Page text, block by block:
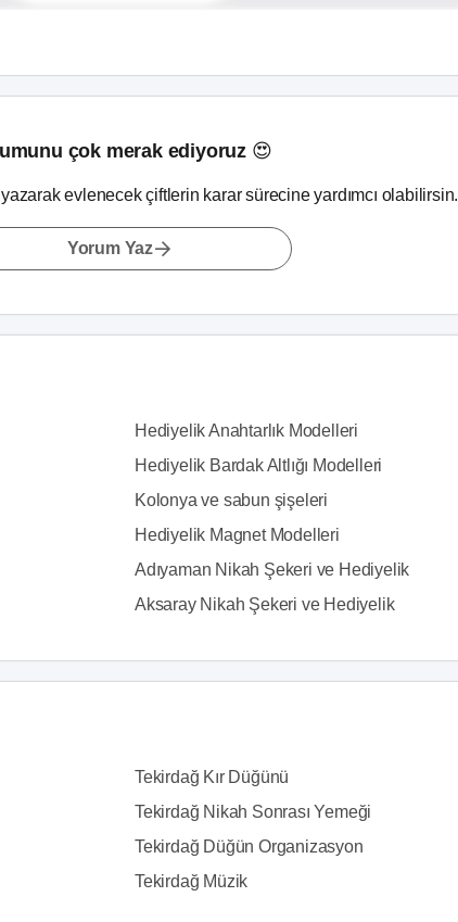
çok merak ediyoruz 😍
evlenecek çiftlerin karar sürecine yardımcı olabilirsin.
Yorum Yaz
Hediyelik Anahtarlık Modelleri
Hediyelik Bardak Altlığı Modelleri
Kolonya ve sabun şişeleri
Hediyelik Magnet Modelleri
Adıyaman Nikah Şekeri ve Hediyelik
Aksaray Nikah Şekeri ve Hediyelik
Tekirdağ Kır Düğünü
Tekirdağ Nikah Sonrası Yemeği
Tekirdağ Düğün Organizasyon
Tekirdağ Müzik